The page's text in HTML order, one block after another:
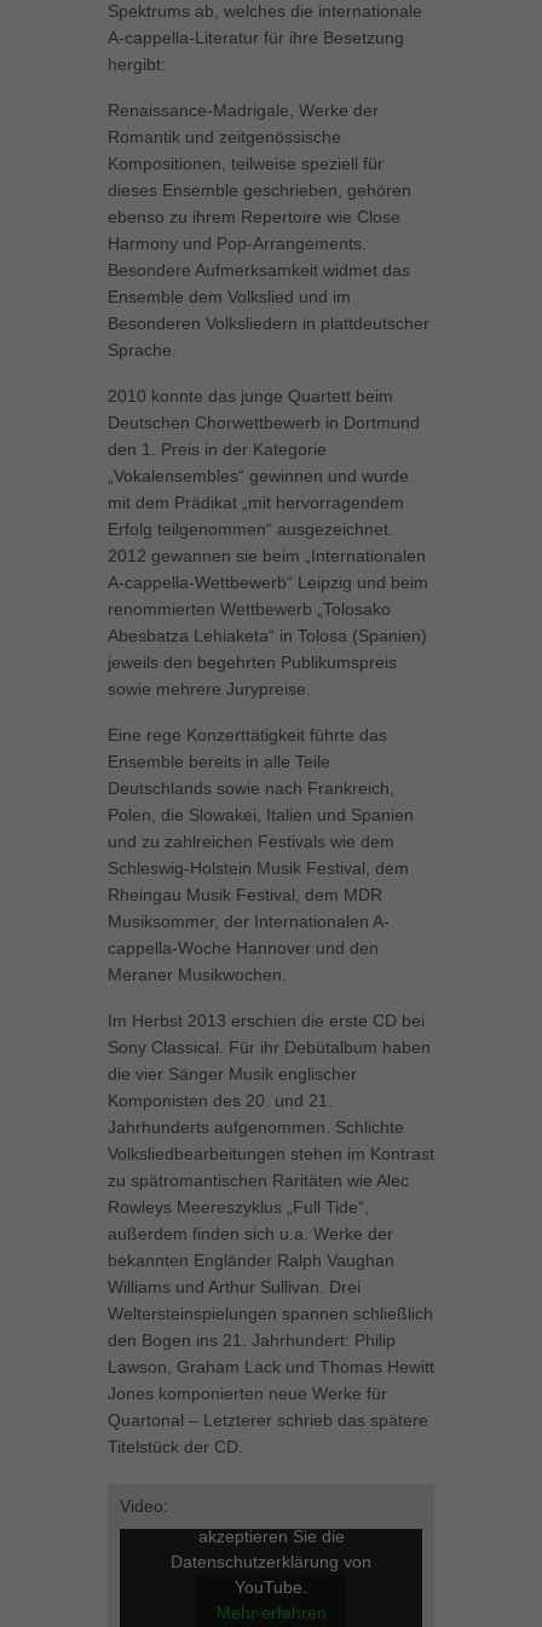
Spektrums ab, welches die internationale
A-cappella-Literatur für ihre Besetzung
hergibt:
Renaissance-Madrigale, Werke der
Romantik und zeitgenössische
Kompositionen, teilweise speziell für
dieses Ensemble geschrieben, gehören
ebenso zu ihrem Repertoire wie Close
Harmony und Pop-Arrangements.
Besondere Aufmerksamkeit widmet das
Ensemble dem Volkslied und im
Besonderen Volksliedern in plattdeutscher
Sprache.
2010 konnte das junge Quartett beim
Deutschen Chorwettbewerb in Dortmund
den 1. Preis in der Kategorie
„Vokalensembles“ gewinnen und wurde
mit dem Prädikat „mit hervorragendem
Erfolg teilgenommen“ ausgezeichnet.
2012 gewannen sie beim „Internationalen
A-cappella-Wettbewerb“ Leipzig und beim
renommierten Wettbewerb „Tolosako
Abesbatza Lehiaketa“ in Tolosa (Spanien)
jeweils den begehrten Publikumspreis
sowie mehrere Jurypreise.
Eine rege Konzerttätigkeit führte das
Ensemble bereits in alle Teile
Deutschlands sowie nach Frankreich,
Polen, die Slowakei, Italien und Spanien
und zu zahlreichen Festivals wie dem
Schleswig-Holstein Musik Festival, dem
Rheingau Musik Festival, dem MDR
Musiksommer, der Internationalen A-
cappella-Woche Hannover und den
Meraner Musikwochen.
Im Herbst 2013 erschien die erste CD bei
Sony Classical. Für ihr Debütalbum haben
die vier Sänger Musik englischer
Komponisten des 20. und 21.
Jahrhunderts aufgenommen. Schlichte
Volksliedbearbeitungen stehen im Kontrast
zu spätromantischen Raritäten wie Alec
Rowleys Meereszyklus „Full Tide“,
außerdem finden sich u.a. Werke der
bekannten Engländer Ralph Vaughan
Williams und Arthur Sullivan. Drei
Weltersteinspielungen spannen schließlich
den Bogen ins 21. Jahrhundert: Philip
Lawson, Graham Lack und Thomas Hewitt
Jones komponierten neue Werke für
Quartonal – Letzterer schrieb das spätere
Titelstück der CD.
Video:
akzeptieren Sie die
Datenschutzerklärung von
YouTube.
Mehr erfahren
können Ihre Einwilligung zu ganzen Kategorien geben oder sich
weitere Informationen anzeigen lassen und so nur bestimmte
Cookies auswählen.
Alle akzeptieren Speichern
Zurück
Datenschutzeinstellungen
Essenziell (1)
Essenzielle Cookies ermöglichen grundlegende Funktionen und sind für
die einwandfreie Funktion der Website erforderlich.
Marketing (1)
Marketing-Cookies werden von Drittanbietern oder Publishern verwendet,
um personalisierte Werbung anzuzeigen. Sie tun dies, indem sie
Besucher über Websites hinweg verfolgen.
Cookie-Informationen anzeigen
Externe Medien (5)
Inhalte von Videoplattformen und Social-Media-Plattformen werden
standardmäßig blockiert. Wenn Cookies von externen Medien akzeptiert
werden, bedarf der Zugriff auf diese Inhalte keiner manuellen Einwilligung
Cookie-Informationen anzeigen